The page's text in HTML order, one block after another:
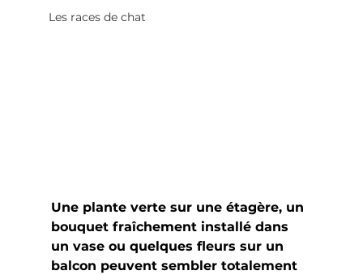
Les races de chat
Une plante verte sur une étagère, un
bouquet fraîchement installé dans
un vase ou quelques fleurs sur un
balcon peuvent sembler totalement